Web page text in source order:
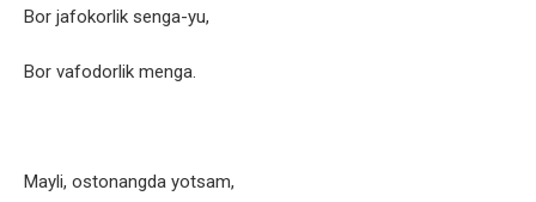
Bor jafokorlik senga-yu,
Bor vafodorlik menga.
Mayli, ostonangda yotsam,